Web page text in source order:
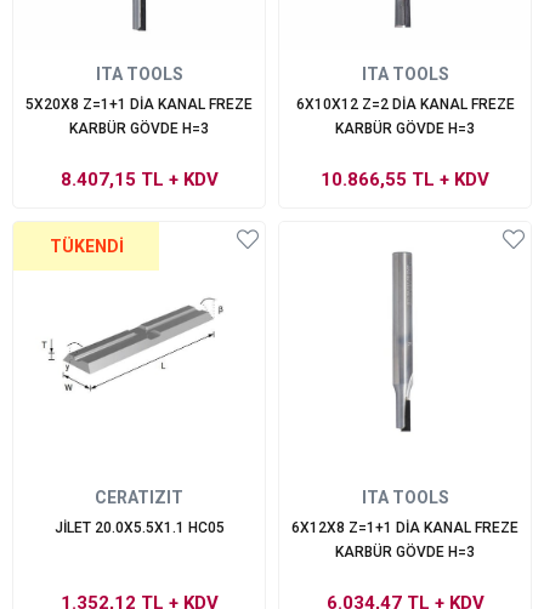
ITA TOOLS
5X20X8 Z=1+1 DİA KANAL FREZE
KARBÜR GÖVDE H=3
8.407,15 TL + KDV
ITA TOOLS
6X10X12 Z=2 DİA KANAL FREZE
KARBÜR GÖVDE H=3
10.866,55 TL + KDV
TÜKENDI
CERATIZIT
JİLET 20.0X5.5X1.1 HC05
1.352,12 TL + KDV
ITA TOOLS
6X12X8 Z=1+1 DİA KANAL FREZE
KARBÜR GÖVDE H=3
6.034,47 TL + KDV